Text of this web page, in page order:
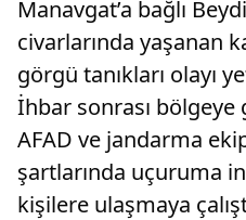
Manavgat’a bağlı
civarlarında yaşanan
görgü tanıkları olayı
İhbar sonrası bölgeye
AFAD ve jandarma
şartlarında uçuruma
kişilere ulaşmaya